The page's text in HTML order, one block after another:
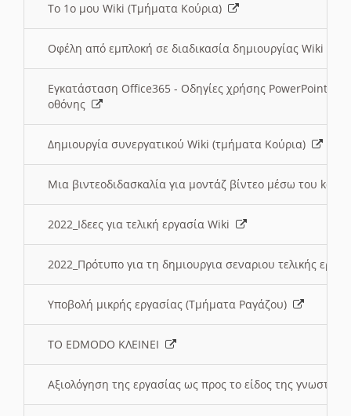
Το 1ο μου Wiki (Τμήματα Κούρια)
Οφέλη από εμπλοκή σε διαδικασία δημιουργίας Wiki
Εγκατάσταση Office365 - Οδηγίες χρήσης PowerPoint
οθόνης
Δημιουργία συνεργατικού Wiki (τμήματα Κούρια)
Μια βιντεοδιδασκαλία για μοντάζ βίντεο μέσω του
2022_Ιδεες για τελική εργασία Wiki
2022_Πρότυπο για τη δημιουργια σεναριου τελικής
Υποβολή μικρής εργασίας (Τμήματα Ραγάζου)
ΤΟ EDMODO ΚΛΕΙΝΕΙ
Αξιολόγηση της εργασίας ως προς το είδος της